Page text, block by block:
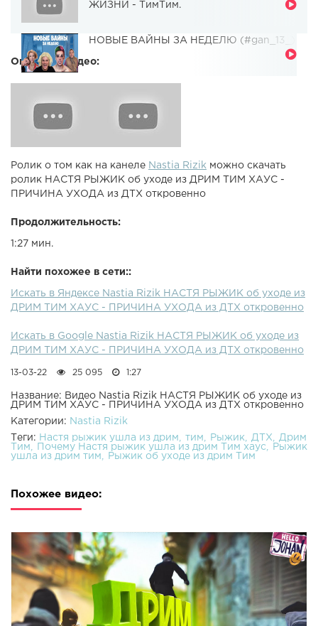
ЖИЗНИ - ТимТим.
НОВЫЕ ВАЙНЫ ЗА НЕДЕЛЮ (#gan_13_)
Описание видео:
Ролик о том как на канеле Nastia Rizik можно скачать
ролик НАСТЯ РЫЖИК об уходе из ДРИМ ТИМ ХАУС -
ПРИЧИНА УХОДА из ДТХ откровенно
Продолжительность:
1:27 мин.
Найти похожее в сети::
Искать в Яндексе Nastia Rizik НАСТЯ РЫЖИК об уходе из
ДРИМ ТИМ ХАУС - ПРИЧИНА УХОДА из ДТХ откровенно
Искать в Google Nastia Rizik НАСТЯ РЫЖИК об уходе из
ДРИМ ТИМ ХАУС - ПРИЧИНА УХОДА из ДТХ откровенно
13-03-22 25 095 1:27
Название: Видео Nastia Rizik НАСТЯ РЫЖИК об уходе из
ДРИМ ТИМ ХАУС - ПРИЧИНА УХОДА из ДТХ откровенно
Категории: Nastia Rizik
Теги: Настя рыжик ушла из дрим тим Рыжик ДТХ
Дрим
Тим
Почему Настя рыжик ушла из дрим Тим хаус
Рыжик
ушла из дрим тим
Рыжик об уходе из дрим Тим
Похожее видео: